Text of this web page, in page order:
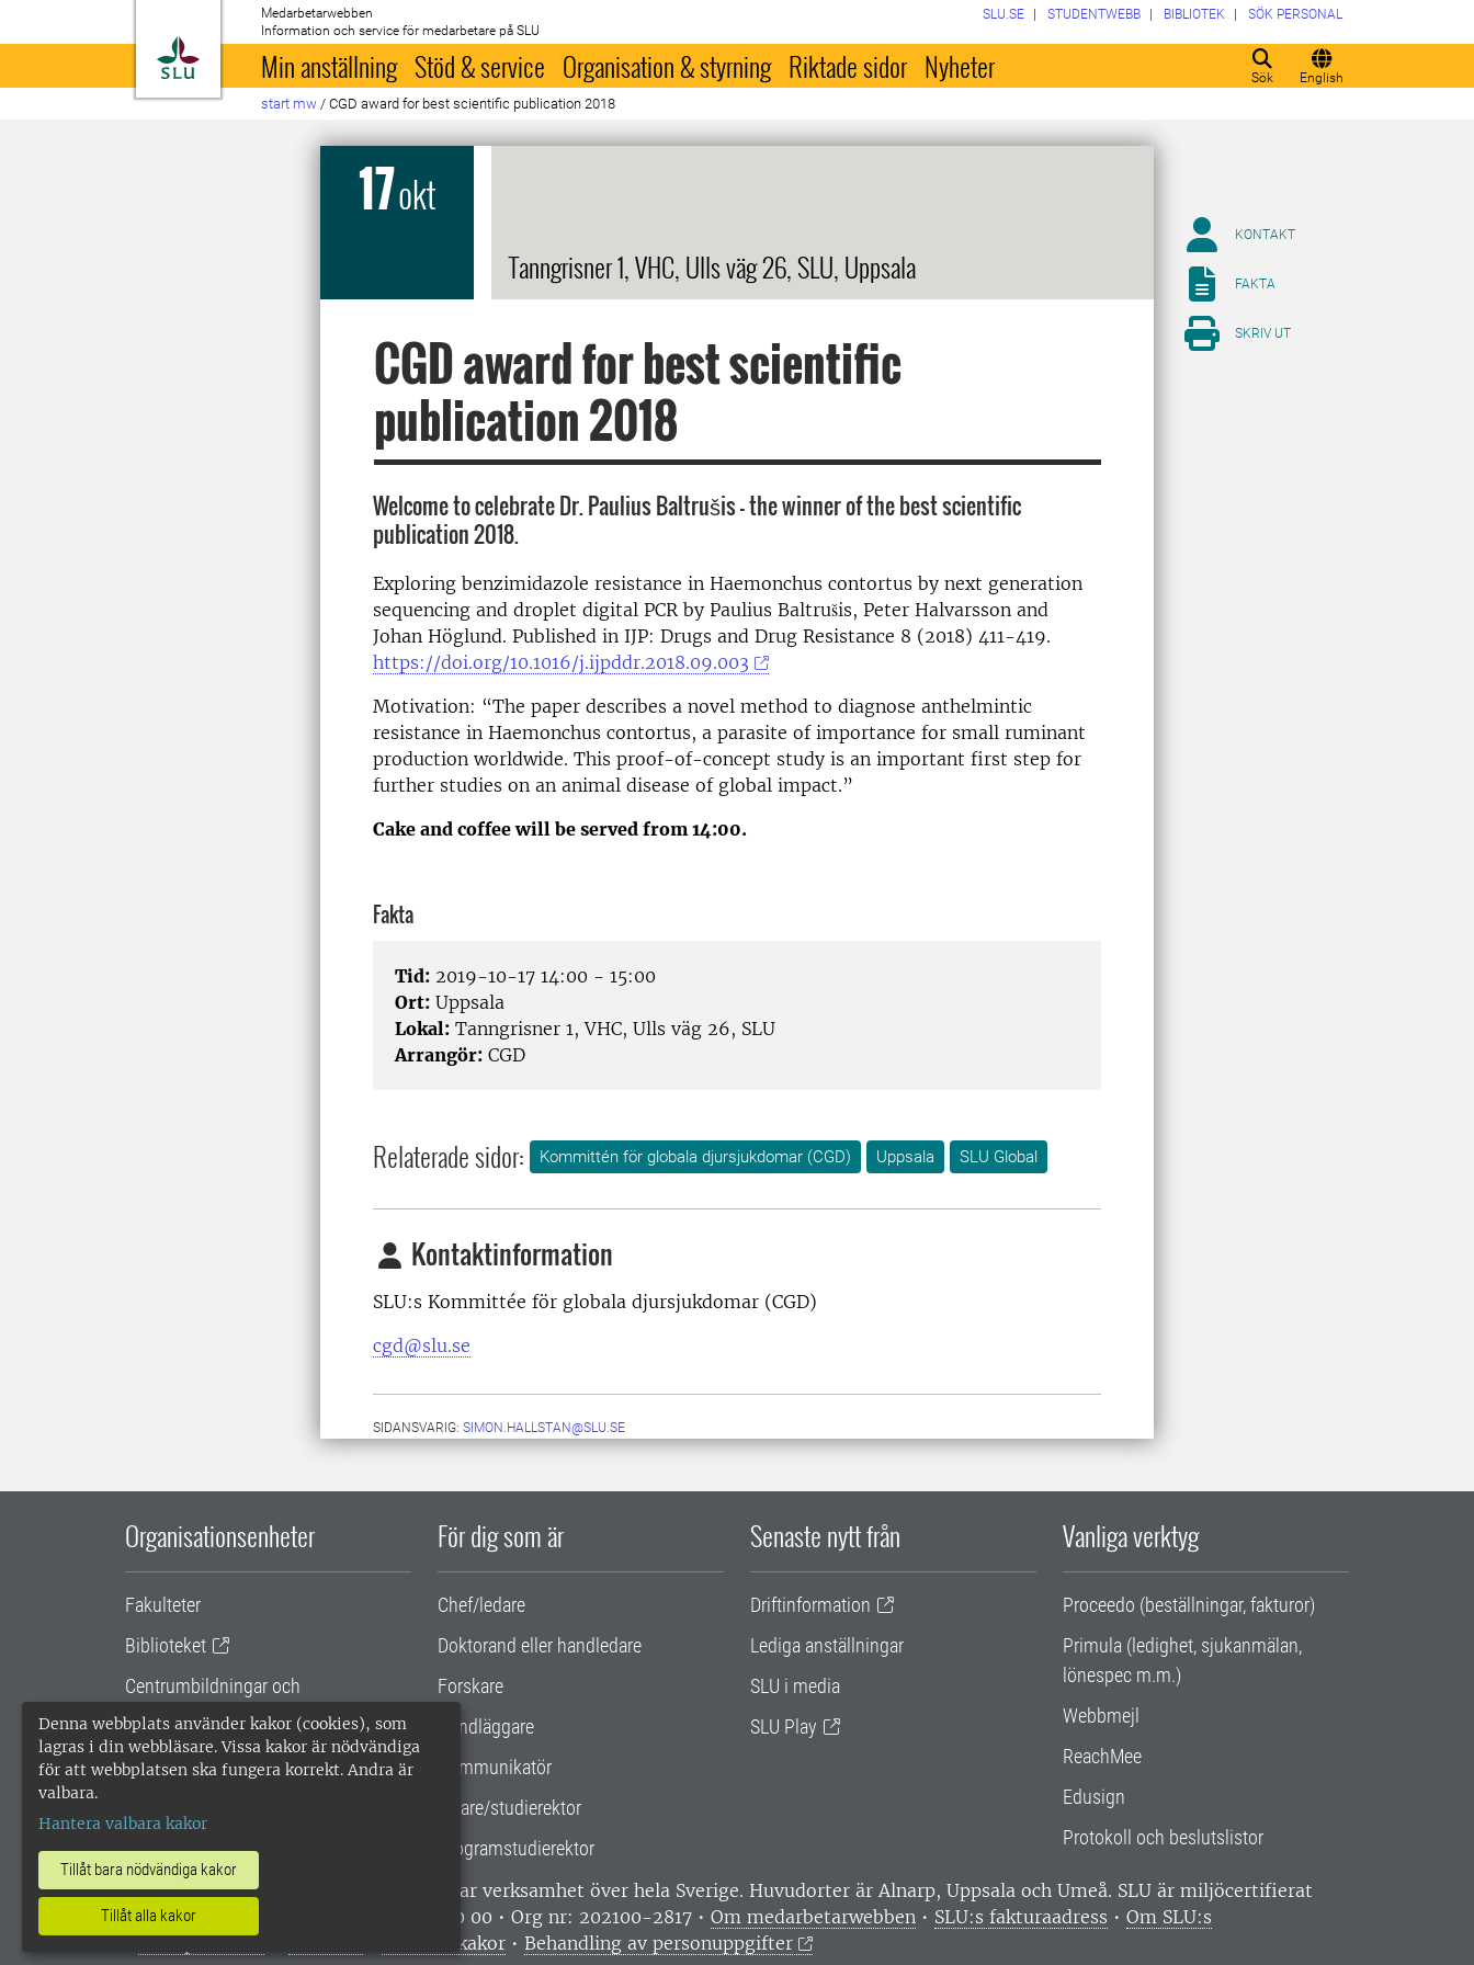
Denna webbplats använder kakor (cookies), som
lagras i din webbläsare. Vissa kakor är nödvändiga
för att webbplatsen ska fungera korrekt. Andra är
valbara.
Hantera valbara kakor
Tillåt bara nödvändiga kakor
Tillåt alla kakor
Till startsida
Medarbetarwebben
Information och service för medarbetare på SLU
Sök English
SLU.SE STUDENTWEBB BIBLIOTEK SÖK PERSONAL
Min anställning Stöd & service Organisation & styrning Riktade sidor Nyheter
start mw / CGD award for best scientific publication 2018
17okt
Tanngrisner 1, VHC, Ulls väg 26, SLU, Uppsala
CGD award for best scientific
publication 2018
Welcome to celebrate Dr. Paulius Baltrušis - the winner of the best scientific
publication 2018.
Exploring benzimidazole resistance in Haemonchus contortus by next generation
sequencing and droplet digital PCR by Paulius Baltrušis, Peter Halvarsson and
Johan Höglund. Published in IJP: Drugs and Drug Resistance 8 (2018) 411-419.
https://doi.org/10.1016/j.ijpddr.2018.09.003
Motivation: “The paper describes a novel method to diagnose anthelmintic
resistance in Haemonchus contortus, a parasite of importance for small ruminant
production worldwide. This proof-of-concept study is an important first step for
further studies on an animal disease of global impact.”
Cake and coffee will be served from 14:00.
Fakta
Tid: 2019-10-17 14:00 - 15:00
Ort: Uppsala
Lokal: Tanngrisner 1, VHC, Ulls väg 26, SLU
Arrangör: CGD
Relaterade sidor: Kommittén för globala djursjukdomar (CGD) Uppsala SLU Global
Kontaktinformation
SLU:s Kommittée för globala djursjukdomar (CGD)
cgd@slu.se
SIDANSVARIG: SIMON.HALLSTAN@SLU.SE
KONTAKT
FAKTA
SKRIV UT
Organisationsenheter
Fakulteter
Biblioteket
Centrumbildningar och
samarbetsprojekt
Gemensamma verksamhetsstödet
För dig som är
Chef/ledare
Doktorand eller handledare
Forskare
Handläggare
Kommunikatör
Lärare/studierektor
Programstudierektor
Senaste nytt från
Driftinformation
Lediga anställningar
SLU i media
SLU Play
Vanliga verktyg
Proceedo (beställningar, fakturor)
Primula (ledighet, sjukanmälan,
lönespec m.m.)
Webbmejl
ReachMee
Edusign
Protokoll och beslutslistor
SLU, Sveriges lantbruksuniversitet, har verksamhet över hela Sverige. Huvudorter är Alnarp, Uppsala och Umeå. SLU är miljöcertifierat
enligt ISO 14001. •
Telefon: 018-67 10 00 • Org nr: 202100-2817 • Om medarbetarwebben • SLU:s fakturaadress • Om SLU:s
webbplatser
Hantera kakor •Behandling av personuppgifter